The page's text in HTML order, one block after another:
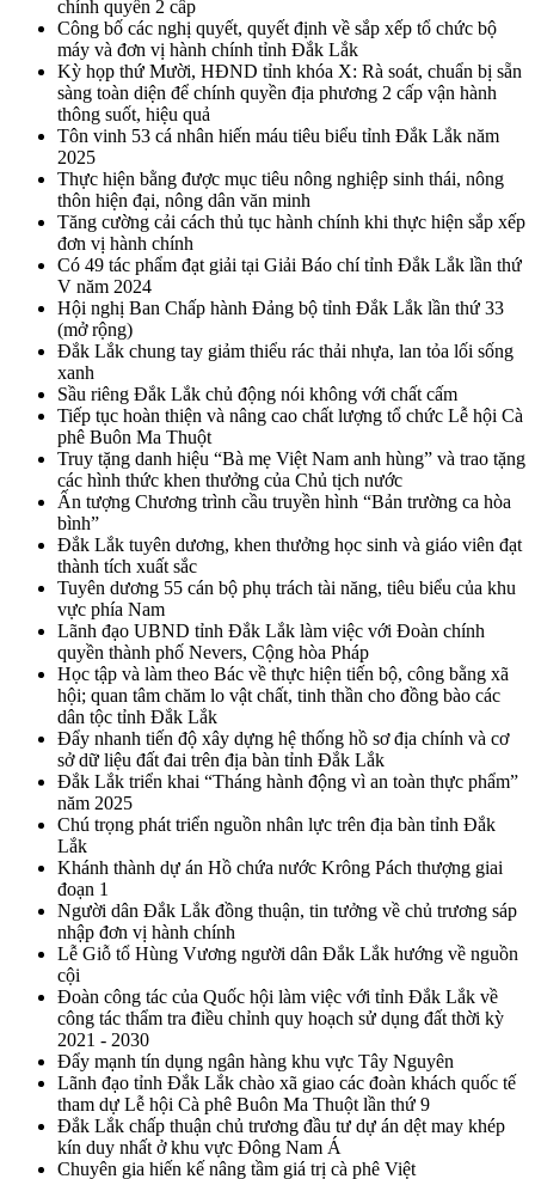
chính quyền 2 cấp
Công bố các nghị quyết, quyết định về sắp xếp tổ chức bộ
máy và đơn vị hành chính tỉnh Đắk Lắk
Kỳ họp thứ Mười, HĐND tỉnh khóa X: Rà soát, chuẩn bị sẵn
sàng toàn diện để chính quyền địa phương 2 cấp vận hành
thông suốt, hiệu quả
Tôn vinh 53 cá nhân hiến máu tiêu biểu tỉnh Đắk Lắk năm
2025
Thực hiện bằng được mục tiêu nông nghiệp sinh thái, nông
thôn hiện đại, nông dân văn minh
Tăng cường cải cách thủ tục hành chính khi thực hiện sắp xếp
đơn vị hành chính
Có 49 tác phẩm đạt giải tại Giải Báo chí tỉnh Đắk Lắk lần thứ
V năm 2024
Hội nghị Ban Chấp hành Đảng bộ tỉnh Đắk Lắk lần thứ 33
(mở rộng)
Đắk Lắk chung tay giảm thiểu rác thải nhựa, lan tỏa lối sống
xanh
Sầu riêng Đắk Lắk chủ động nói không với chất cấm
Tiếp tục hoàn thiện và nâng cao chất lượng tổ chức Lễ hội Cà
phê Buôn Ma Thuột
Truy tặng danh hiệu “Bà mẹ Việt Nam anh hùng” và trao tặng
các hình thức khen thưởng của Chủ tịch nước
Ấn tượng Chương trình cầu truyền hình “Bản trường ca hòa
bình”
Đắk Lắk tuyên dương, khen thưởng học sinh và giáo viên đạt
thành tích xuất sắc
Tuyên dương 55 cán bộ phụ trách tài năng, tiêu biểu của khu
vực phía Nam
Lãnh đạo UBND tỉnh Đắk Lắk làm việc với Đoàn chính
quyền thành phố Nevers, Cộng hòa Pháp
Học tập và làm theo Bác về thực hiện tiến bộ, công bằng xã
hội; quan tâm chăm lo vật chất, tinh thần cho đồng bào các
dân tộc tỉnh Đắk Lắk
Đẩy nhanh tiến độ xây dựng hệ thống hồ sơ địa chính và cơ
sở dữ liệu đất đai trên địa bàn tỉnh Đắk Lắk
Đắk Lắk triển khai “Tháng hành động vì an toàn thực phẩm”
năm 2025
Chú trọng phát triển nguồn nhân lực trên địa bàn tỉnh Đắk
Lắk
Khánh thành dự án Hồ chứa nước Krông Pách thượng giai
đoạn 1
Người dân Đắk Lắk đồng thuận, tin tưởng về chủ trương sáp
nhập đơn vị hành chính
Lễ Giỗ tổ Hùng Vương người dân Đắk Lắk hướng về nguồn
cội
Đoàn công tác của Quốc hội làm việc với tỉnh Đắk Lắk về
công tác thẩm tra điều chỉnh quy hoạch sử dụng đất thời kỳ
2021 - 2030
Đẩy mạnh tín dụng ngân hàng khu vực Tây Nguyên
Lãnh đạo tỉnh Đắk Lắk chào xã giao các đoàn khách quốc tế
tham dự Lễ hội Cà phê Buôn Ma Thuột lần thứ 9
Đắk Lắk chấp thuận chủ trương đầu tư dự án dệt may khép
kín duy nhất ở khu vực Đông Nam Á
Chuyên gia hiến kế nâng tầm giá trị cà phê Việt